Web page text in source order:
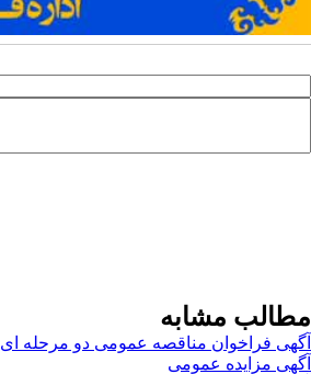
مطالب مشابه
آگهی فراخوان مناقصه عمومی دو مرحله ای
آگهی مزایده عمومی